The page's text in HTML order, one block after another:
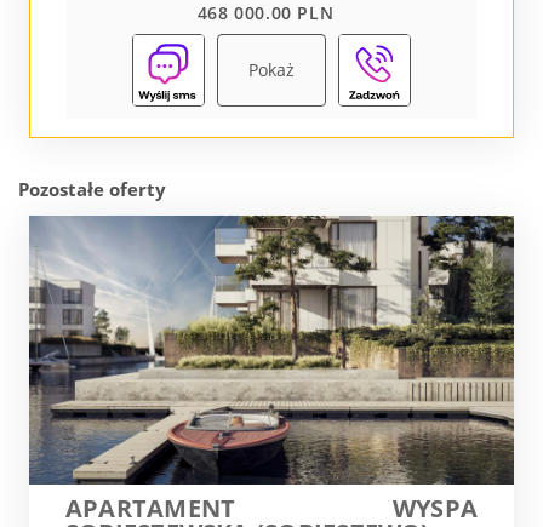
468 000.00 PLN
Pokaż
Pozostałe oferty
APARTAMENT WYSPA